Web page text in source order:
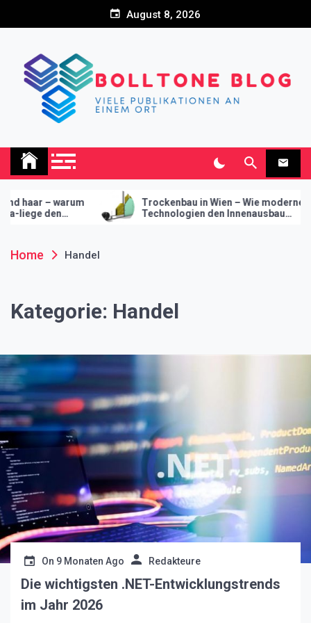
August 8, 2026
Bolltone Blog
Trockenbau in Wien – Wie moderne
Technologien den Innenausbau
revolutionieren
Home Handel
Kategorie: Handel
On 9 Monaten Ago Redakteure
Die wichtigsten .NET-Entwicklungstrends
im Jahr 2026